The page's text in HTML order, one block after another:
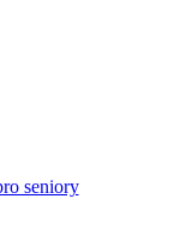
seniory